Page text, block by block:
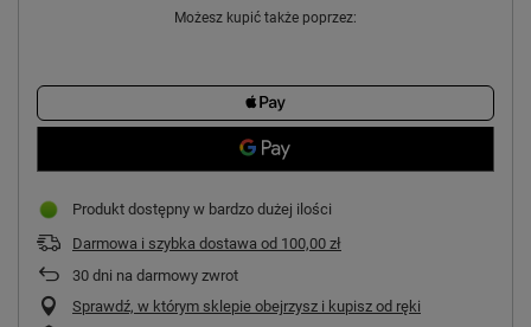
Możesz kupić także poprzez:
Produkt dostępny w bardzo dużej ilości
Darmowa i szybka dostawa od 100,00 zł
30 dni na darmowy zwrot
Sprawdź, w którym sklepie obejrzysz i kupisz od ręki